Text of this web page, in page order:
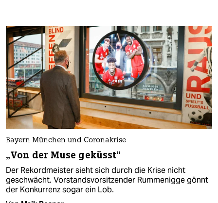
Bayern München und Coronakrise
„Von der Muse geküsst“
Der Rekordmeister sieht sich durch die Krise nicht
geschwächt. Vorstandsvorsitzender Rummenigge gönnt
der Konkurrenz sogar ein Lob.